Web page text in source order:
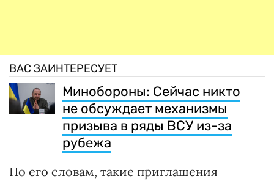
ВАС ЗАИНТЕРЕСУЕТ
Минобороны: Сейчас никто
не обсуждает механизмы
призыва в ряды ВСУ из-за
рубежа
По его словам, такие приглашения